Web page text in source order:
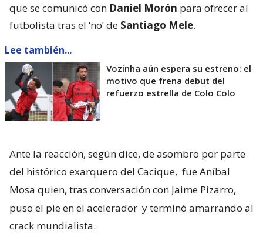
que se comunicó con Daniel Morón para ofrecer al
futbolista tras el ‘no’ de Santiago Mele.
Lee también...
Vozinha aún espera su estreno: el
motivo que frena debut del
refuerzo estrella de Colo Colo
Ante la reacción, según dice, de asombro por parte
del histórico exarquero del Cacique, fue Aníbal
Mosa quien, tras conversación con Jaime Pizarro,
puso el pie en el acelerador y terminó amarrando al
crack mundialista.